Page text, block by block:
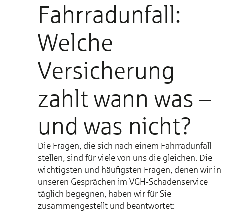
Fahrradunfall:
Welche
Versicherung
zahlt wann was –
und was nicht?
Die Fragen, die sich nach einem Fahrradunfall
stellen, sind für viele von uns die gleichen. Die
wichtigsten und häufigsten Fragen, denen wir in
unseren Gesprächen im VGH-Schadenservice
täglich begegnen, haben wir für Sie
zusammengestellt und beantwortet: